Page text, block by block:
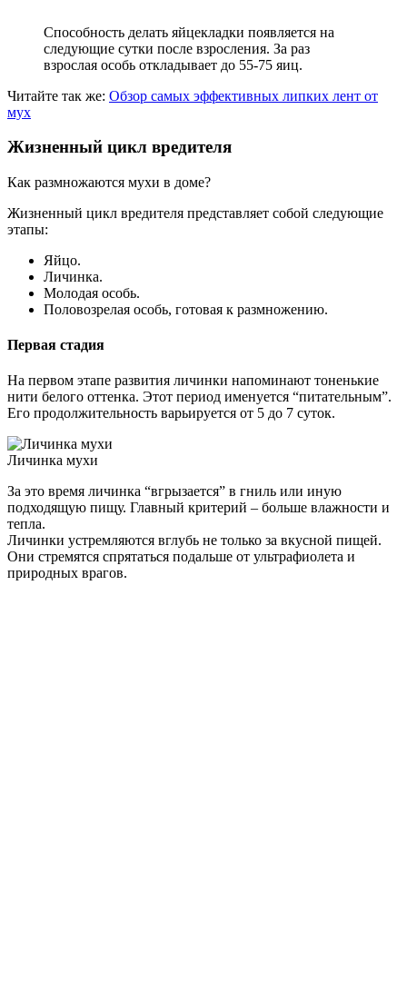
Способность делать яйцекладки появляется на
следующие сутки после взросления. За раз
взрослая особь откладывает до 55-75 яиц.
Читайте так же: Обзор самых эффективных липких лент от
мух
Жизненный цикл вредителя
Как размножаются мухи в доме?
Жизненный цикл вредителя представляет собой следующие
этапы:
Яйцо.
Личинка.
Молодая особь.
Половозрелая особь, готовая к размножению.
Первая стадия
На первом этапе развития личинки напоминают тоненькие
нити белого оттенка. Этот период именуется “питательным”.
Его продолжительность варьируется от 5 до 7 суток.
Личинка мухи
За это время личинка “вгрызается” в гниль или иную
подходящую пищу. Главный критерий – больше влажности и
тепла.
Личинки устремляются вглубь не только за вкусной пищей.
Они стремятся спрятаться подальше от ультрафиолета и
природных врагов.